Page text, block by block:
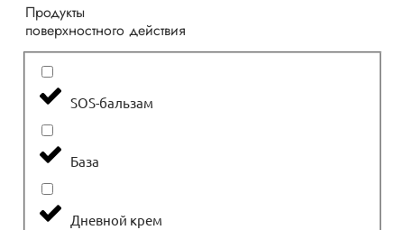
Продукты
поверхностного действия
SOS-бальзам
База
Дневной крем